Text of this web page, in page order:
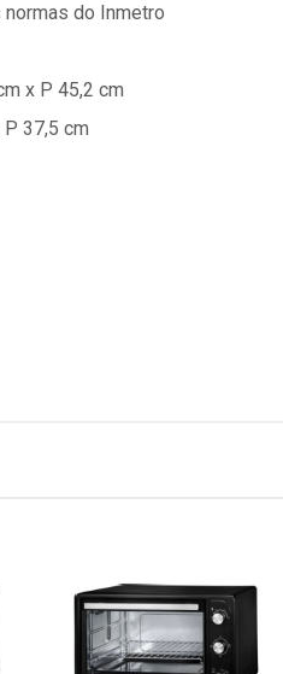
do Inmetro
x P 45,2 cm
37,5 cm